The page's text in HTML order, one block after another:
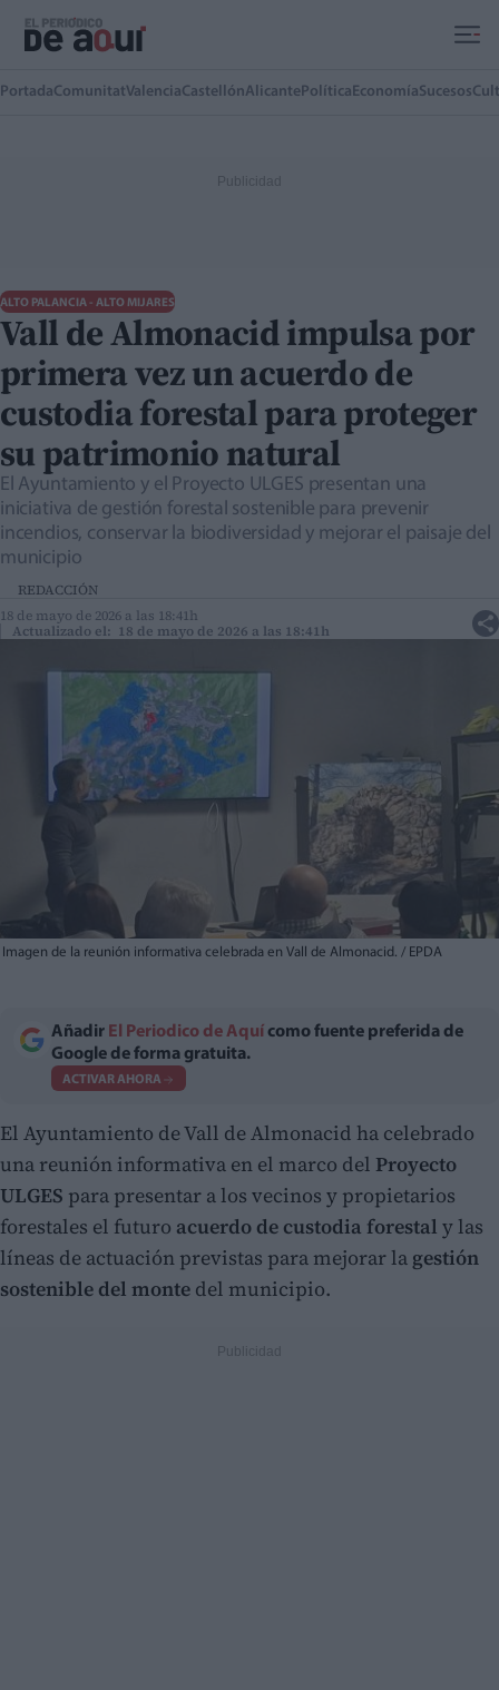
PortadaComunitatValenciaCastellónAlicante Política EconomíaSucesos
ALTO PALANCIA - ALTO MIJARES
Vall de Almonacid impulsa por
primera vez un acuerdo de
custodia forestal para proteger
su patrimonio natural
El Ayuntamiento y el Proyecto ULGES presentan una
iniciativa de gestión forestal sostenible para prevenir
incendios, conservar la biodiversidad y mejorar el paisaje del
municipio
REDACCIÓN
18 de mayo de 2026 a las 18:41h
Actualizado el: 18 de mayo de 2026 a las 18:41h
Imagen de la reunión informativa celebrada en Vall de Almonacid. / EPDA
Añadir El Periodico de Aquí como fuente preferida de
Google de forma gratuita.
ACTIVAR AHORA
El Ayuntamiento de Vall de Almonacid ha celebrado
una reunión informativa en el marco del Proyecto
ULGES para presentar a los vecinos y propietarios
forestales el futuro acuerdo de custodia forestal y las
líneas de actuación previstas para mejorar la gestión
sostenible del monte del municipio.